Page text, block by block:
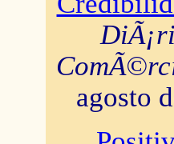
agosto